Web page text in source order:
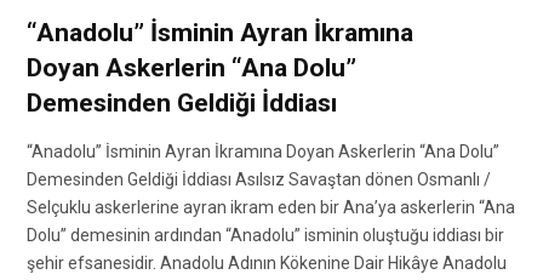
“Anadolu” İsminin Ayran İkramına
Doyan Askerlerin “Ana Dolu”
Demesinden Geldiği İddiası
“Anadolu” İsminin Ayran İkramına Doyan Askerlerin “Ana Dolu”
Demesinden Geldiği İddiası Asılsız Savaştan dönen Osmanlı /
Selçuklu askerlerine ayran ikram eden bir Ana’ya askerlerin “Ana
Dolu” demesinin ardından “Anadolu” isminin oluştuğu iddiası bir
şehir efsanesidir. Anadolu Adının Kökenine Dair Hikâye Anadolu